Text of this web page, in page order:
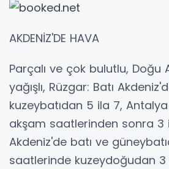
AKDENİZ'DE HAVA
Parçalı ve çok bulutlu, Doğu
yağışlı, Rüzgar: Batı
kuzeybatıdan 5 ila 7,
akşam saatlerinden sonra 3
Akdeniz'de batı ve
saatlerinde kuzeydoğudan